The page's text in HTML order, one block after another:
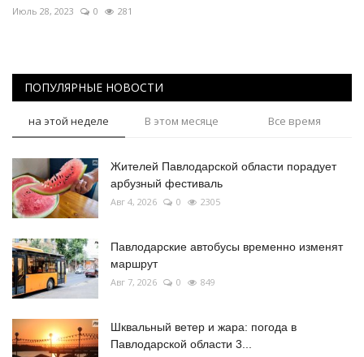
Июль 28, 2023 0 281
ПОПУЛЯРНЫЕ НОВОСТИ
на этой неделе В этом месяце Все время
Жителей Павлодарской области порадует
арбузный фестиваль
Авг 4, 2026 0 2305
Павлодарские автобусы временно изменят
маршрут
Авг 7, 2026 0 849
Шквальный ветер и жара: погода в
Павлодарской области 3...